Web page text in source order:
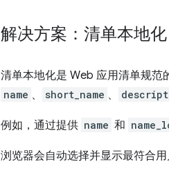
解决方案：清单本地化
清单本地化是 Web 应用清单规范
name 、 short_name 、
例如，通过提供 name 和
浏览器会自动选择并显示最符合